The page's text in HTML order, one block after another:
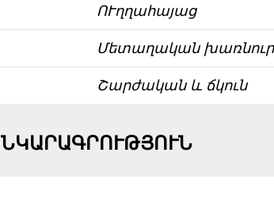
ՈՒղղահայաց
Մետաղական
Շարժական և ճկուն
ՆԿԱՐԱԳՐՈՒԹՅՈՒՆ